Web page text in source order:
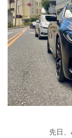
先日